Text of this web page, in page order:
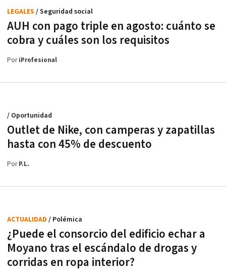
AUH con pago triple en agosto: cuánto se
cobra y cuáles son los requisitos
LEGALES / Seguridad social
PoriProfesional
Outlet de Nike, con camperas y zapatillas
hasta con 45% de descuento
/ Oportunidad
PorP.L.
¿Puede el consorcio del edificio echar a
Moyano tras el escándalo de drogas y
corridas en ropa interior?
ACTUALIDAD / Polémica